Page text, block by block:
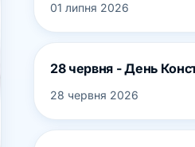
01 липня 2026
28 червня - День
28 червня 2026